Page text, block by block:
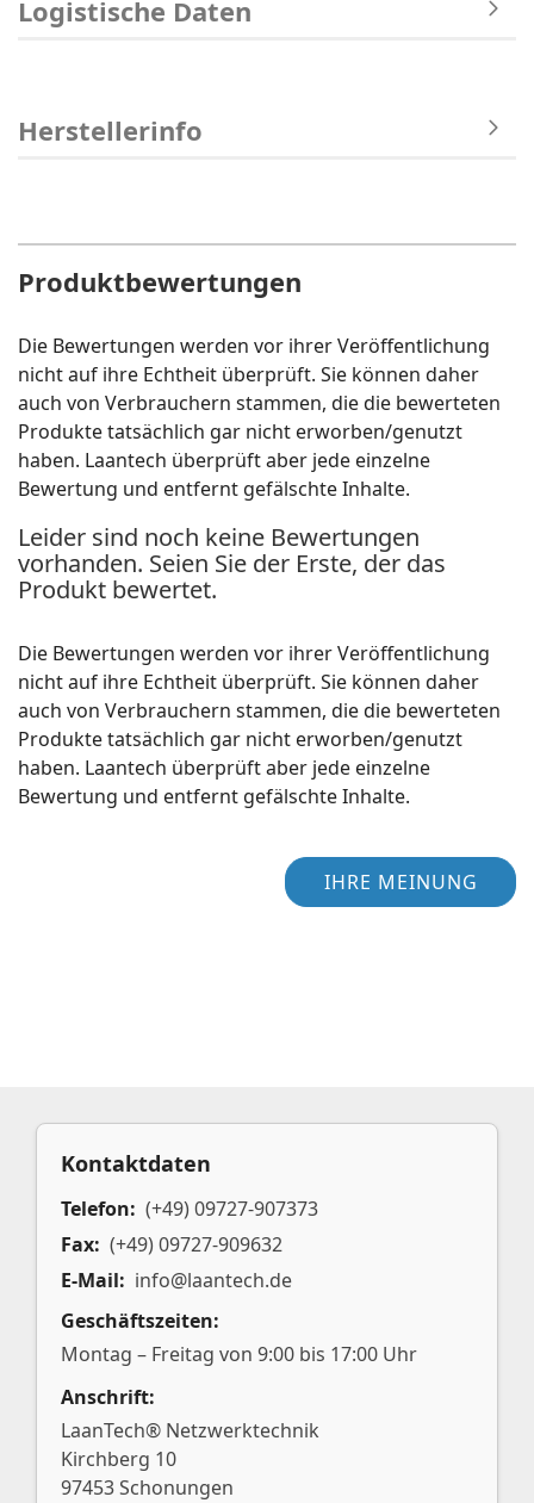
Logistische Daten
Herstellerinfo
Produktbewertungen
Die Bewertungen werden vor ihrer Veröffentlichung
nicht auf ihre Echtheit überprüft. Sie können daher
auch von Verbrauchern stammen, die die bewerteten
Produkte tatsächlich gar nicht erworben/genutzt
haben. Laantech überprüft aber jede einzelne
Bewertung und entfernt gefälschte Inhalte.
Leider sind noch keine Bewertungen
vorhanden. Seien Sie der Erste, der das
Produkt bewertet.
Die Bewertungen werden vor ihrer Veröffentlichung
nicht auf ihre Echtheit überprüft. Sie können daher
auch von Verbrauchern stammen, die die bewerteten
Produkte tatsächlich gar nicht erworben/genutzt
haben. Laantech überprüft aber jede einzelne
Bewertung und entfernt gefälschte Inhalte.
IHRE MEINUNG
Kontaktdaten
Telefon: (+49) 09727-907373
Fax: (+49) 09727-909632
E-Mail: info@laantech.de
Geschäftszeiten:
Montag – Freitag von 9:00 bis 17:00 Uhr
Anschrift:
LaanTech® Netzwerktechnik
Kirchberg 10
97453 Schonungen